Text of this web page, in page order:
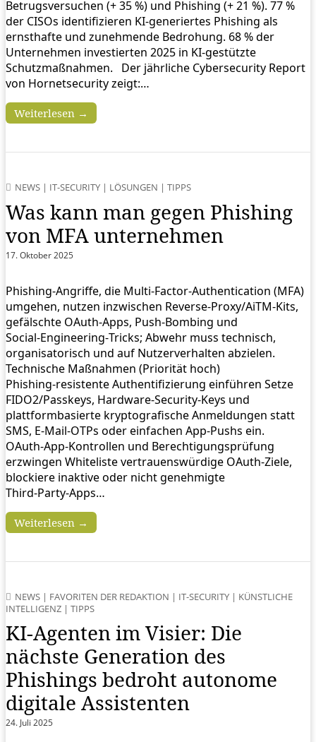
Betrugsversuchen (+ 35 %) und Phishing (+ 21 %). 77 %
der CISOs identifizieren KI-generiertes Phishing als
ernsthafte und zunehmende Bedrohung. 68 % der
Unternehmen investierten 2025 in KI-gestützte
Schutzmaßnahmen. Der jährliche Cybersecurity Report
von Hornetsecurity zeigt:…
Weiterlesen →
NEWS | IT-SECURITY | LÖSUNGEN | TIPPS
Was kann man gegen Phishing
von MFA unternehmen
17. Oktober 2025
Phishing‑Angriffe, die Multi‑Factor‑Authentication (MFA)
umgehen, nutzen inzwischen Reverse‑Proxy/AiTM‑Kits,
gefälschte OAuth‑Apps, Push‑Bombing und
Social‑Engineering‑Tricks; Abwehr muss technisch,
organisatorisch und auf Nutzerverhalten abzielen.
Technische Maßnahmen (Priorität hoch)
Phishing‑resistente Authentifizierung einführen Setze
FIDO2/Passkeys, Hardware‑Security‑Keys und
plattformbasierte kryptografische Anmeldungen statt
SMS, E‑Mail‑OTPs oder einfachen App‑Pushs ein.
OAuth‑App‑Kontrollen und Berechtigungsprüfung
erzwingen Whiteliste vertrauenswürdige OAuth‑Ziele,
blockiere inaktive oder nicht genehmigte
Third‑Party‑Apps…
Weiterlesen →
NEWS | FAVORITEN DER REDAKTION | IT-SECURITY | KÜNSTLICHE
INTELLIGENZ | TIPPS
KI-Agenten im Visier: Die
nächste Generation des
Phishings bedroht autonome
digitale Assistenten
24. Juli 2025